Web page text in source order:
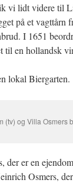
vi lidt videre til
på et vagttårn
I 1651
til en hollandsk
lokal Biergarten.
(tv) og Villa
der er en
Osmers,